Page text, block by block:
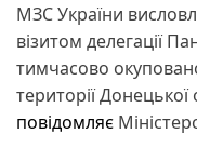
МЗС України
візитом делегації
тимчасово
території
повідомляє